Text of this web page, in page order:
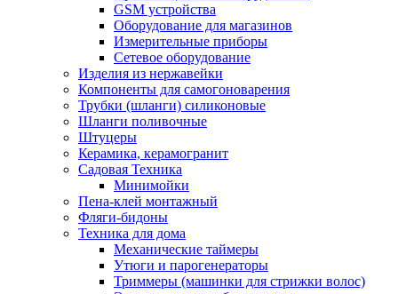
GSM устройства
Оборудование для магазинов
Измерительные приборы
Сетевое оборудование
Изделия из нержавейки
Компоненты для самогоноварения
Трубки (шланги) силиконовые
Шланги поливочные
Штуцеры
Керамика, керамогранит
Садовая Техника
Минимойки
Пена-клей монтажный
Фляги-бидоны
Техника для дома
Механические таймеры
Утюги и парогенераторы
Триммеры (машинки для стрижки волос)